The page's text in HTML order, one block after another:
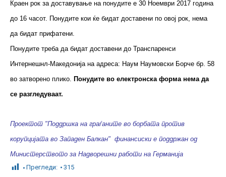
Краен рок за доставување на понудите е 30 Ноември 2017 година
до 16 часот. Понудите кои ќе бидат доставени по овој рок, нема
да бидат прифатени.
Понудите треба да бидат доставени до Транспаренси
Интернешнл-Македонија на адреса: Наум Наумовски Борче бр. 58
во затворено плико. Понудите во електронска форма нема да
се разгледуваат.
Проектот "Поддршка на граѓаните во борбата против
корупцијата во Западен Балкан" финансиски e поддржан од
Министерството за Надворешни работи на Германија
Прегледи:
315